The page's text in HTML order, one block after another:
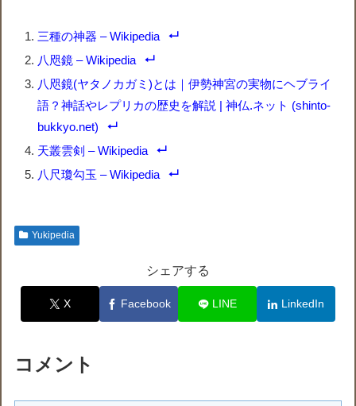
三種の神器 – Wikipedia
八咫鏡 – Wikipedia
八咫鏡(ヤタノカガミ)とは｜伊勢神宮の実物にヘブライ
語？神話やレプリカの歴史を解説 | 神仏.ネット (shinto-
bukkyo.net)
天叢雲剣 – Wikipedia
八尺瓊勾玉 – Wikipedia
Yukipedia
シェアする
X Facebook LINE LinkedIn
コメント